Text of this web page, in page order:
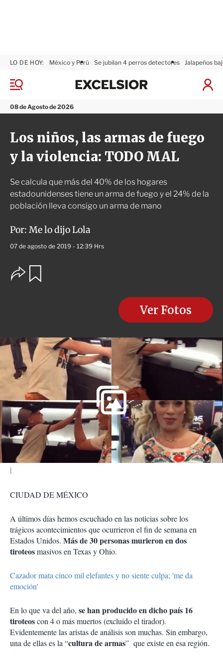
M
n
ú
08 de Agosto de 2026
LO DE HOY: México y Perú Se jubilan 4 perros detectores Jalapeños
I
ó
x
l
i
o
r
Los niños, las armas de fuego
y la violencia: TODO MAL
Se calcula que más del 40% de los hogares
estadounidenses tiene un arma de fuego y el 24% de la
población lleva consigo un arma de mano
Por: Me lo dijo Lola
07 de agosto de 2019 - 12:39 Hrs
O
p
s
d
e
c
o
m
p
a
r
t
i
r
Ver Fotos
CIUDAD DE MÉXICO
A últimos días hemos escuchado en las noticias sobre los
trágicos acontecimientos que ocurrieron el fin de semana en
Estados Unidos. Más de 30 personas murieron en dos
tiroteosmasivos en Texas y Ohio.
Cazador mata cinco mil elefantes y no siente culpa; 'me da
emoción'
En lo que va del año, se han producido en dicho país 16
tiroteoscon 4 o más muertos (excluido el tirador).
Evidentemente las aristas de análisis son muchas. Sin embargo,
una de ellas es la “cultura de armas” que existe en esa región.